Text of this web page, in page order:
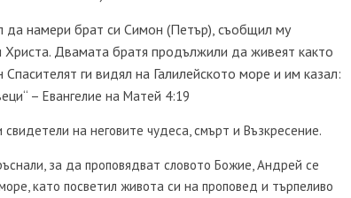
да намери брат си Симон (Петър), съобщил му
Двамата братя продължили да живеят както
ги видял на Галилейското море и им казал:
– Евангелие на Матей 4:19
на неговите чудеса, смърт и Възкресение.
за да проповядват словото Божие, Андрей се
като посветил живота си на проповед и търпеливо